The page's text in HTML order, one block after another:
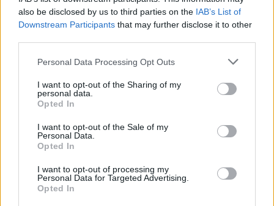
also be disclosed by us to third parties on the IAB’s List of
Downstream Participants that may further disclose it to other
Please note that this website/app uses one or more Google
not limited to your visit or usage behaviour. You may click to
grant or deny consent to Google and its third-party tags to
use your data for below specified purposes in below Google
consent section.
Personal Data Processing Opt Outs
I want to opt-out of the Sharing of my
personal data.
Opted In
I want to opt-out of the Sale of my
Personal Data.
Opted In
I want to opt-out of processing my
Personal Data for Targeted Advertising.
Opted In
Βιολογικά Προϊόντα
Γενικοί Ιατροί
Γενικοί Χειρουργοί
Διαγνωστικά Κέντρα
Ενδοκρινολόγοι
Κτηνίατροι
Λογοθεραπευτές
Νοσηλεία & εξετάσεις κατ' οίκον
Οδοντίατροι